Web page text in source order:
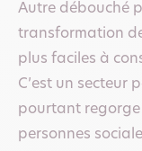
Autre débouché
transformation
plus faciles à
C’est un secteur
pourtant regorge
personnes